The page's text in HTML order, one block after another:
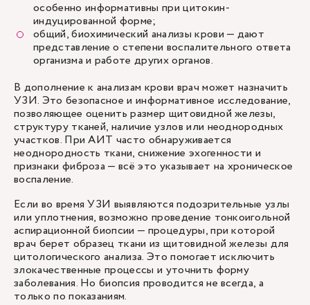
особенно информативны при цитокин-
индуцированной форме;
общий, биохимический анализы крови — дают
представление о степени воспалительного ответа
организма и работе других органов.
В дополнение к анализам крови врач может назначить
УЗИ. Это безопасное и информативное исследование,
позволяющее оценить размер щитовидной железы,
структуру тканей, наличие узлов или неоднородных
участков. При АИТ часто обнаруживается
неоднородность ткани, снижение эхогенности и
признаки фиброза — всё это указывает на хроническое
воспаление.
Если во время УЗИ выявляются подозрительные узлы
или уплотнения, возможно проведение тонкоигольной
аспирационной биопсии — процедуры, при которой
врач берет образец ткани из щитовидной железы для
цитологического анализа. Это помогает исключить
злокачественные процессы и уточнить форму
заболевания. Но биопсия проводится не всегда, а
только по показаниям.